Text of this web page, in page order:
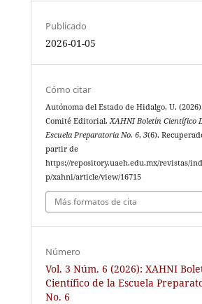
Publicado
2026-01-05
Cómo citar
Autónoma del Estado de Hidalgo, U. (2026).
Comité Editorial.XAHNI Boletín Científico
Escuela Preparatoria No. 6,3(6).
partir de
https://repository.uaeh.edu.mx/revistas/
p/xahni/article/view/16715
Más formatos de cita
Número
Vol. 3 Núm. 6 (2026): XAHNI
Científico de la Escuela
No. 6